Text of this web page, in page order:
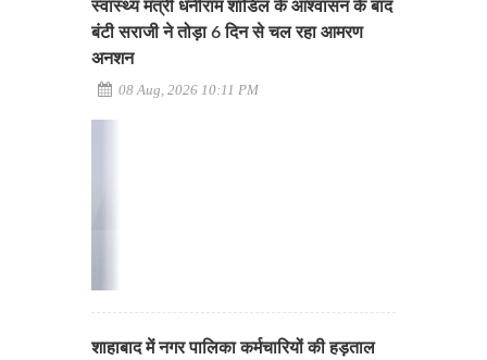
स्वास्थ्य मंत्री धनीराम शांडिल के आश्वासन के बाद
बंटी सराजी ने तोड़ा 6 दिन से चल रहा आमरण
अनशन
08 Aug, 2026 10:11 PM
शाहाबाद में नगर पालिका कर्मचारियों की हड़ताल